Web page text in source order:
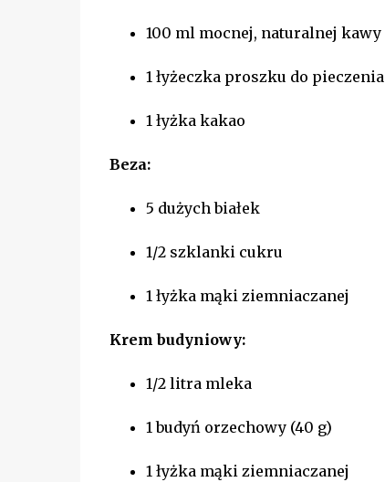
100 ml mocnej, naturalnej kawy
1 łyżeczka proszku do pieczenia
1 łyżka kakao
Beza:
5 dużych białek
1/2 szklanki cukru
1 łyżka mąki ziemniaczanej
Krem budyniowy:
1/2 litra mleka
1 budyń orzechowy (40 g)
1 łyżka mąki ziemniaczanej